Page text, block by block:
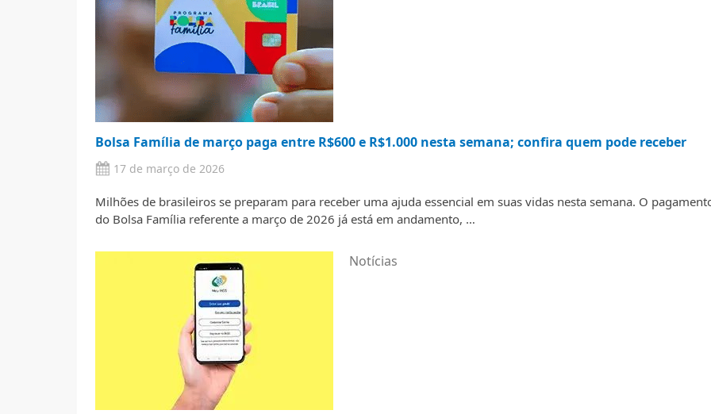
Bolsa Família de março paga entre R$600 e R$1.000 nesta semana; confira quem pode receber
17 de março de 2026
Milhões de brasileiros se preparam para receber uma ajuda essencial em suas vidas nesta semana. O
do Bolsa Família referente a março de 2026 já está em andamento, …
Notícias